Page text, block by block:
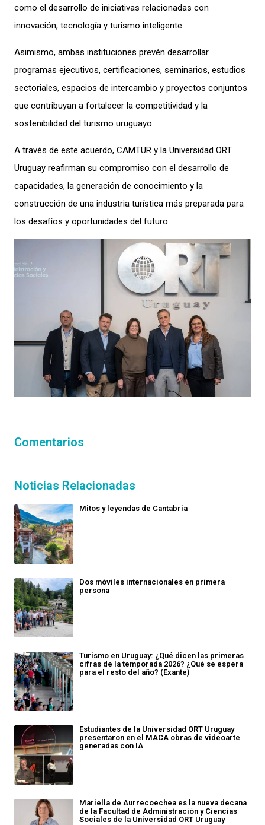
como el desarrollo de iniciativas relacionadas con
innovación, tecnología y turismo inteligente.
Asimismo, ambas instituciones prevén desarrollar
programas ejecutivos, certificaciones, seminarios, estudios
sectoriales, espacios de intercambio y proyectos conjuntos
que contribuyan a fortalecer la competitividad y la
sostenibilidad del turismo uruguayo.
A través de este acuerdo, CAMTUR y la Universidad ORT
Uruguay reafirman su compromiso con el desarrollo de
capacidades, la generación de conocimiento y la
construcción de una industria turística más preparada para
los desafíos y oportunidades del futuro.
Comentarios
Noticias Relacionadas
Mitos y leyendas de Cantabria
Dos móviles internacionales en primera
persona
Turismo en Uruguay: ¿Qué dicen las primeras
cifras de la temporada 2026? ¿Qué se espera
para el resto del año? (Exante)
Estudiantes de la Universidad ORT Uruguay
presentaron en el MACA obras de videoarte
generadas con IA
Mariella de Aurrecoechea es la nueva decana
de la Facultad de Administración y Ciencias
Sociales de la Universidad ORT Uruguay